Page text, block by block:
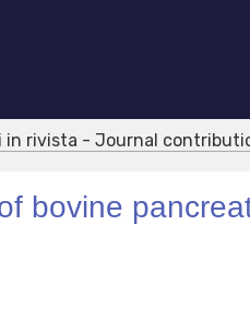
in rivista - Journal
bovine